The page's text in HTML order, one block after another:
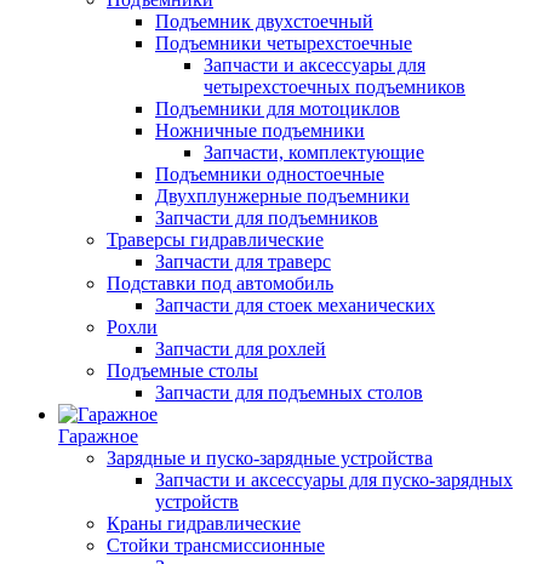
Подъемник двухстоечный
Подъемники четырехстоечные
Запчасти и аксессуары для
четырехстоечных подъемников
Подъемники для мотоциклов
Ножничные подъемники
Запчасти, комплектующие
Подъемники одностоечные
Двухплунжерные подъемники
Запчасти для подъемников
Траверсы гидравлические
Запчасти для траверс
Подставки под автомобиль
Запчасти для стоек механических
Рохли
Запчасти для рохлей
Подъемные столы
Запчасти для подъемных столов
Гаражное
Зарядные и пуско-зарядные устройства
Запчасти и аксессуары для пуско-зарядных
устройств
Краны гидравлические
Стойки трансмиссионные